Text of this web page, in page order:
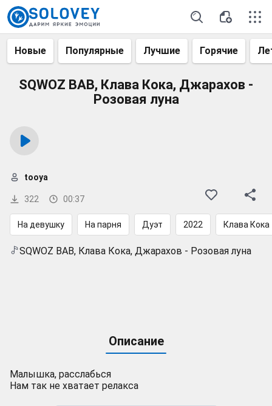
Новые Популярные Лучшие Горячие
SQWOZ BAB, Клава Кока, Джарахов -
Розовая луна
322 00:37
tooya
На девушку На парня Дуэт 2022 Клава Кока
SQWOZ BAB, Клава Кока, Джарахов - Розовая луна
Описание
Малышка, расслабься
Нам так не хватает релакса